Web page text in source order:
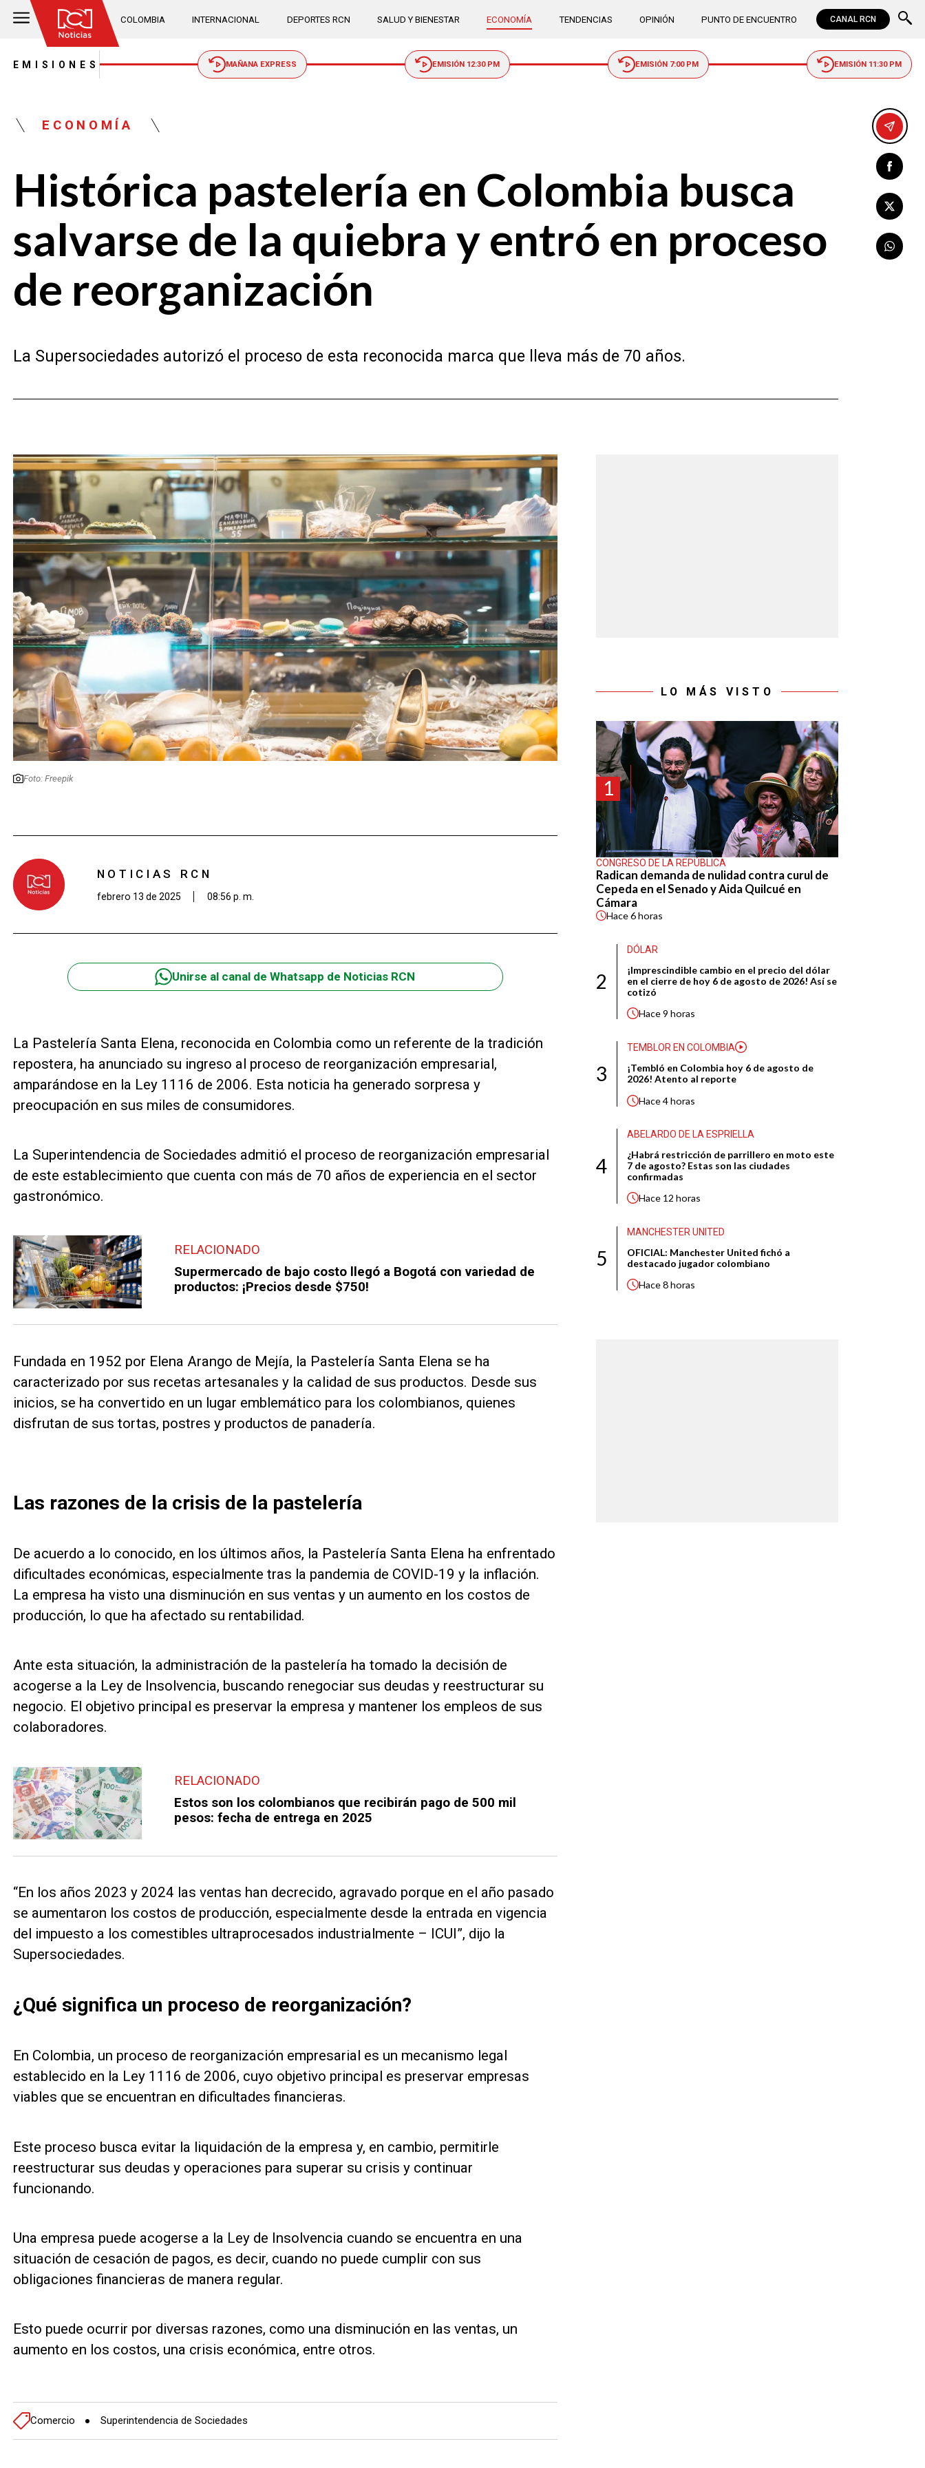
COLOMBIA INTERNACIONAL DEPORTES RCN SALUD Y BIENESTAR ECONOMÍA TENDENCIAS OPINIÓN PUNTO DE ENCUENTRO CANAL RCN
EMISIONES MAÑANA EXPRESS EMISIÓN 12:30 PM EMISIÓN 7:00 PM EMISIÓN 11:30 PM
ECONOMÍA
Histórica pastelería en Colombia busca
salvarse de la quiebra y entró en proceso
de reorganización
La Supersociedades autorizó el proceso de esta reconocida marca que lleva más de 70 años.
Foto: Freepik
NOTICIAS RCN
febrero 13 de 2025 08:56 p. m.
Unirse al canal de Whatsapp de Noticias RCN
La Pastelería Santa Elena, reconocida en Colombia como un referente de la tradición
repostera, ha anunciado su ingreso al proceso de reorganización empresarial,
amparándose en la Ley 1116 de 2006. Esta noticia ha generado sorpresa y
preocupación en sus miles de consumidores.
La Superintendencia de Sociedades admitió el proceso de reorganización empresarial
de este establecimiento que cuenta con más de 70 años de experiencia en el sector
gastronómico.
RELACIONADO
Supermercado de bajo costo llegó a Bogotá con variedad de
productos: ¡Precios desde $750!
Fundada en 1952 por Elena Arango de Mejía, la Pastelería Santa Elena se ha
caracterizado por sus recetas artesanales y la calidad de sus productos. Desde sus
inicios, se ha convertido en un lugar emblemático para los colombianos, quienes
disfrutan de sus tortas, postres y productos de panadería.
Las razones de la crisis de la pastelería
De acuerdo a lo conocido, en los últimos años, la Pastelería Santa Elena ha enfrentado
dificultades económicas, especialmente tras la pandemia de COVID-19 y la inflación.
La empresa ha visto una disminución en sus ventas y un aumento en los costos de
producción, lo que ha afectado su rentabilidad.
Ante esta situación, la administración de la pastelería ha tomado la decisión de
acogerse a la Ley de Insolvencia, buscando renegociar sus deudas y reestructurar su
negocio. El objetivo principal es preservar la empresa y mantener los empleos de sus
colaboradores.
RELACIONADO
Estos son los colombianos que recibirán pago de 500 mil
pesos: fecha de entrega en 2025
“En los años 2023 y 2024 las ventas han decrecido, agravado porque en el año pasado
se aumentaron los costos de producción, especialmente desde la entrada en vigencia
del impuesto a los comestibles ultraprocesados industrialmente – ICUI”, dijo la
Supersociedades.
¿Qué significa un proceso de reorganización?
En Colombia, un proceso de reorganización empresarial es un mecanismo legal
establecido en la Ley 1116 de 2006, cuyo objetivo principal es preservar empresas
viables que se encuentran en dificultades financieras.
Este proceso busca evitar la liquidación de la empresa y, en cambio, permitirle
reestructurar sus deudas y operaciones para superar su crisis y continuar
funcionando.
Una empresa puede acogerse a la Ley de Insolvencia cuando se encuentra en una
situación de cesación de pagos, es decir, cuando no puede cumplir con sus
obligaciones financieras de manera regular.
Esto puede ocurrir por diversas razones, como una disminución en las ventas, un
aumento en los costos, una crisis económica, entre otros.
Comercio Superintendencia de Sociedades
LO MÁS VISTO
1
CONGRESO DE LA REPÚBLICA
Radican demanda de nulidad contra curul de
Cepeda en el Senado y Aida Quilcué en
Cámara
Hace6 horas
2
DÓLAR
¡Imprescindible cambio en el precio del dólar
en el cierre de hoy 6 de agosto de 2026! Así se
cotizó
Hace9 horas
3
TEMBLOR EN COLOMBIA
¡Tembló en Colombia hoy 6 de agosto de
2026! Atento al reporte
Hace4 horas
4
ABELARDO DE LA ESPRIELLA
¿Habrá restricción de parrillero en moto este
7 de agosto? Estas son las ciudades
confirmadas
Hace 12 horas
5
MANCHESTER UNITED
OFICIAL: Manchester United fichó a
destacado jugador colombiano
Hace8 horas